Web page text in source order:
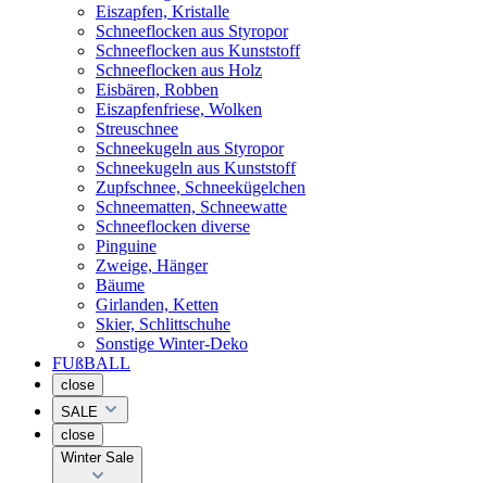
Eiszapfen, Kristalle
Schneeflocken aus Styropor
Schneeflocken aus Kunststoff
Schneeflocken aus Holz
Eisbären, Robben
Eiszapfenfriese, Wolken
Streuschnee
Schneekugeln aus Styropor
Schneekugeln aus Kunststoff
Zupfschnee, Schneekügelchen
Schneematten, Schneewatte
Schneeflocken diverse
Pinguine
Zweige, Hänger
Bäume
Girlanden, Ketten
Skier, Schlittschuhe
Sonstige Winter-Deko
FUßBALL
close
SALE
close
Winter Sale